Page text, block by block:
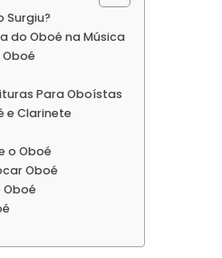
Surgiu?
do Oboé na Música
Para Oboístas
e Clarinete
o Oboé
Oboé
Oboé